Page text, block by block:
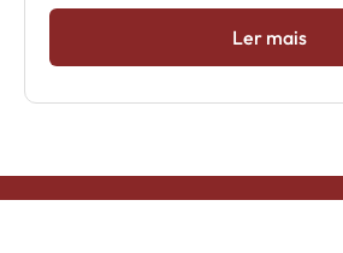
Ler mais